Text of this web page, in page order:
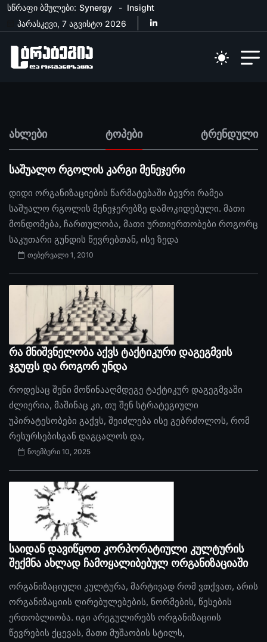
სწრაფი ბმულები: Synergy
Insight
პარასკევი, 7 აგვისტო 2026
ახლები ტოპები ტრენდული
საშუალო რგოლის კარგი მენეჯერი
დიდი ორგანიზაციების წარმატებაში ბევრი რამეა
საშუალო რგოლის მენეჯერებზე დამოკიდებული. მათი
მონდომება, ჩართულობა, მათი ურთიერთობები როგორც
საკუთარი გუნდის წევრებთან, ისე ზედა
თებერვალი 1, 2010
რა მნიშვნელობა აქვს ტაქტიკური დაგეგმვის
ჯგუფს და როგორ უნდა
როდესაც შენი მოწინააღმდეგე ტაქტიკურ დაგეგმვაში
ძლიერია, მაშინაც კი, თუ შენ სტრატეგიული
უპირატესობები გაქვს, შეიძლება ისე გებრძოლოს, რომ
რესურსებისგან დაგცალოს და,
ნოემბერი 10, 2025
საიდან დავიწყოთ კორპორატიული კულტურის
შექმნა ახლად ჩამოყალიბებულ ორგანიზაციაში
ორგანიზაციული კულტურა, მარტივად რომ ვთქვათ, არის
ორგანიზაციის ღირებულებების, ნორმების, წესების
ერთობლიობა. იგი არეგულირებს ორგანიზაციის
წევრების ქცევას, მათი მუშაობის სტილს,